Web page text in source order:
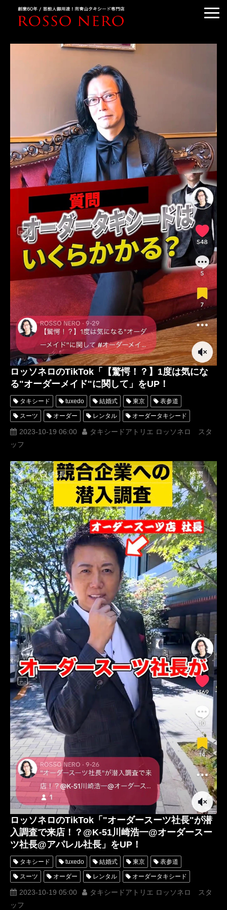
TUXEDO RENTAL
TUXEDO RANKING
KIMONO DRESS
CUSTOMER'S VOICE
COLUMN &BLOG
ABOUT US
ACCESS
ロッソネロのTikTok「【驚愕！？】1度は気にな
る"オーダーメイド"に関して」をUP！
タキシード tuxedo 結婚式 東京 表参道
スーツ オーダー レンタル オーダータキシード
レンタルタキシード ロッソネロ 蝶ネクタイ 人気
横山宗生
オーダータキシード東京 オーダータキシード名古屋
新郎衣装 レンタルタキシード東京
レンタルタキシード名古屋 横浜 ROSSONERO
タキシードオーダー東京 タキシードレンタル東京
タキシード靴 青山 TikTok TikToker
オーダータキシード横浜 レンタルタキシード横浜 挙式
MUMNETAKAYOKOYAMA 疑問 解決 お悩み相談
相場 タキシード相場 オーダメイド
オーダータキシード相場
2023-10-19 06:00
タキシードアトリエ ロッソネロ スタ
ッフ
ロッソネロのTikTok「"オーダースーツ社長"が潜
入調査で来店！？@K-51川崎浩一@オーダースー
ツ社長@アパレル社長」をUP！
タキシード tuxedo 結婚式 東京 表参道
スーツ オーダー レンタル オーダータキシード
レンタルタキシード ロッソネロ 蝶ネクタイ 人気
横山宗生
2023-10-19 05:00
タキシードアトリエ ロッソネロ スタ
ッフ